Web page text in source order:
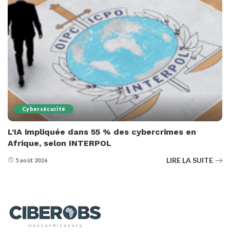
Cybersécurité
L’IA impliquée dans 55 % des cybercrimes en
Afrique, selon INTERPOL
5 août 2026 LIRE LA SUITE